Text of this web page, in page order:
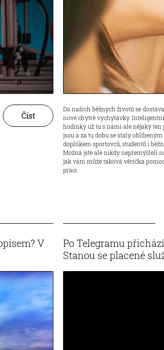
Číst
Do našich běžných životů se
nové chytré vychytávky. Inteligentní
hodinky už tu s námi ale nějaký ten
jsou a za tu dobu se staly oblíbeným
doplňkem sportovců, studentů i
Možná jste ale nikdy nepřemýšleli
jak vám může taková věcička
práci.
V
Po Telegramu
Stanou se placené